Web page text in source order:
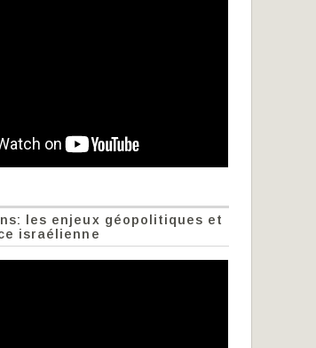
les enjeux géopolitiques et
israélienne